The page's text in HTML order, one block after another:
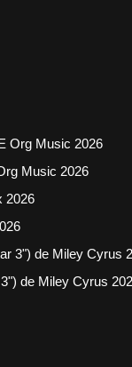
Music 2026
de Miley Cyrus